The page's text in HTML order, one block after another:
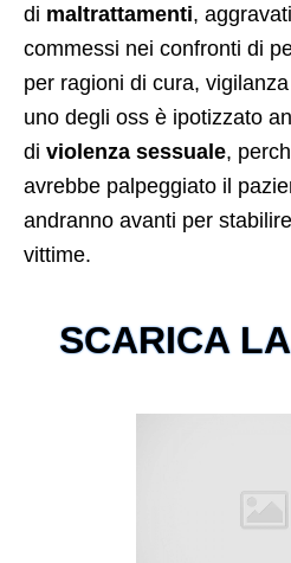
di maltrattamenti,
commessi nei confronti di
per ragioni di cura,
uno degli oss è ipotizzato
di violenza sessuale,
avrebbe palpeggiato il
andranno avanti per
vittime.
SCARICA